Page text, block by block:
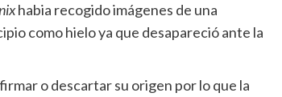
habia recogido imágenes de una
como hielo ya que desapareció ante la
o descartar su origen por lo que la